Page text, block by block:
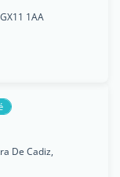
1AA
De Cadiz,